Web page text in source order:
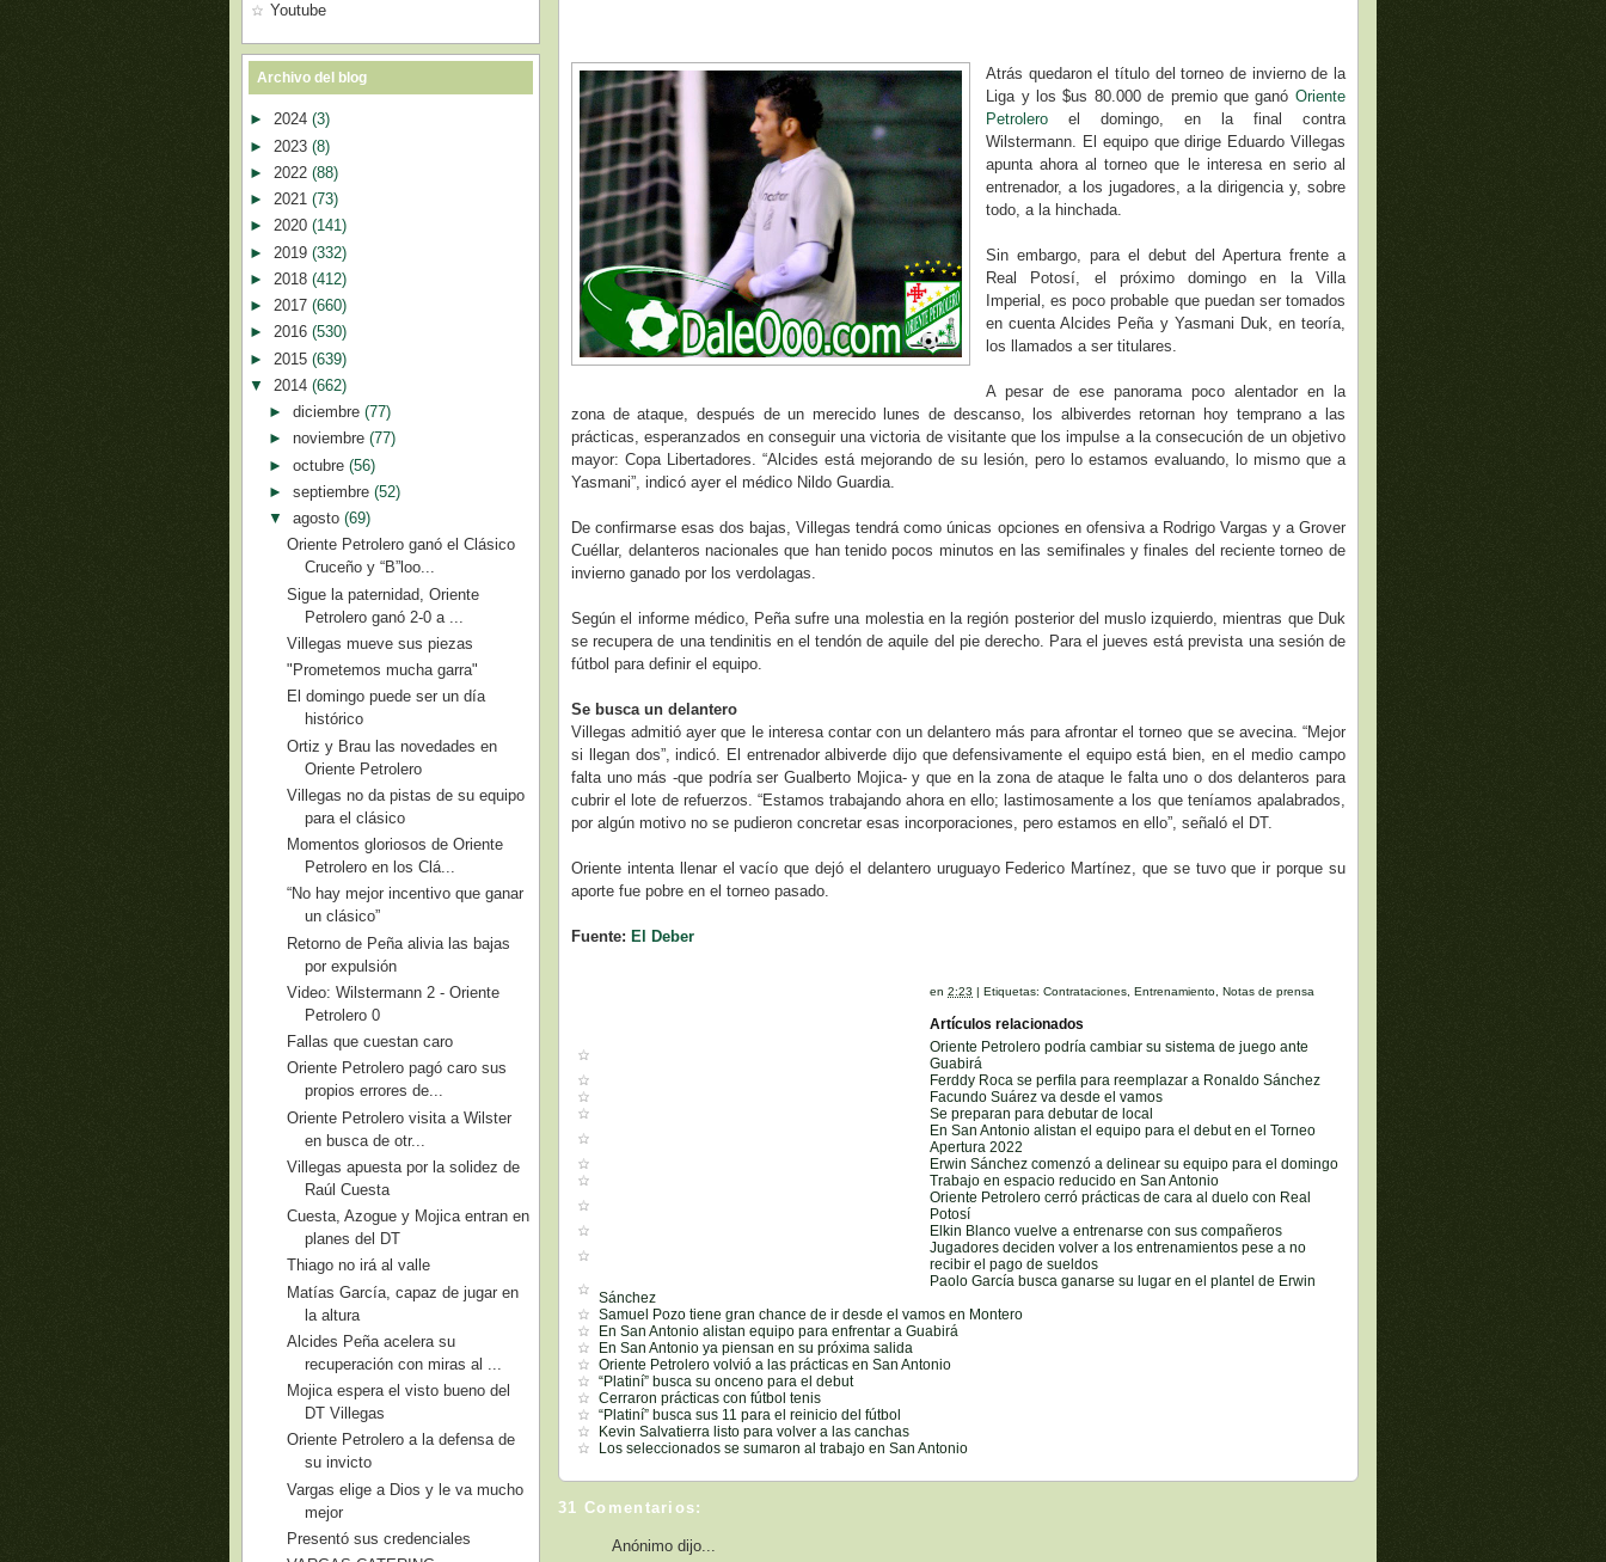
Atrás quedaron el título del torneo de invierno de la
Liga y los $us 80.000 de premio que ganó Oriente
Petrolero el domingo, en la final contra
Wilstermann. El equipo que dirige Eduardo Villegas
apunta ahora al torneo que le interesa en serio al
entrenador, a los jugadores, a la dirigencia y, sobre
todo, a la hinchada.
Sin embargo, para el debut del Apertura frente a
Real Potosí, el próximo domingo en la Villa
Imperial, es poco probable que puedan ser tomados
en cuenta Alcides Peña y Yasmani Duk, en teoría,
los llamados a ser titulares.
A pesar de ese panorama poco alentador en la
zona de ataque, después de un merecido lunes de descanso, los albiverdes retornan hoy temprano a las
prácticas, esperanzados en conseguir una victoria de visitante que los impulse a la consecución de un objetivo
mayor: Copa Libertadores. “Alcides está mejorando de su lesión, pero lo estamos evaluando, lo mismo que a
Yasmani”, indicó ayer el médico Nildo Guardia.
De confirmarse esas dos bajas, Villegas tendrá como únicas opciones en ofensiva a Rodrigo Vargas y a Grover
Cuéllar, delanteros nacionales que han tenido pocos minutos en las semifinales y finales del reciente torneo de
invierno ganado por los verdolagas.
Según el informe médico, Peña sufre una molestia en la región posterior del muslo izquierdo, mientras que Duk
se recupera de una tendinitis en el tendón de aquile del pie derecho. Para el jueves está prevista una sesión de
fútbol para definir el equipo.
Se busca un delantero
Villegas admitió ayer que le interesa contar con un delantero más para afrontar el torneo que se avecina. “Mejor
si llegan dos”, indicó. El entrenador albiverde dijo que defensivamente el equipo está bien, en el medio campo
falta uno más -que podría ser Gualberto Mojica- y que en la zona de ataque le falta uno o dos delanteros para
cubrir el lote de refuerzos. “Estamos trabajando ahora en ello; lastimosamente a los que teníamos apalabrados,
por algún motivo no se pudieron concretar esas incorporaciones, pero estamos en ello”, señaló el DT.
Oriente intenta llenar el vacío que dejó el delantero uruguayo Federico Martínez, que se tuvo que ir porque su
aporte fue pobre en el torneo pasado.
Fuente: El Deber
en2:23 |Etiquetas:Contrataciones ,Entrenamiento ,Notas de prensa
Artículos relacionados
Oriente Petrolero podría cambiar su sistema de juego ante
Guabirá
Ferddy Roca se perfila para reemplazar a Ronaldo Sánchez
Facundo Suárez va desde el vamos
Se preparan para debutar de local
En San Antonio alistan el equipo para el debut en el Torneo
Apertura 2022
Erwin Sánchez comenzó a delinear su equipo para el domingo
Trabajo en espacio reducido en San Antonio
Oriente Petrolero cerró prácticas de cara al duelo con Real
Potosí
Elkin Blanco vuelve a entrenarse con sus compañeros
Jugadores deciden volver a los entrenamientos pese a no
recibir el pago de sueldos
Paolo García busca ganarse su lugar en el plantel de Erwin
Sánchez
Samuel Pozo tiene gran chance de ir desde el vamos en Montero
En San Antonio alistan equipo para enfrentar a Guabirá
En San Antonio ya piensan en su próxima salida
Oriente Petrolero volvió a las prácticas en San Antonio
“Platiní” busca su onceno para el debut
Cerraron prácticas con fútbol tenis
“Platiní” busca sus 11 para el reinicio del fútbol
Kevin Salvatierra listo para volver a las canchas
Los seleccionados se sumaron al trabajo en San Antonio
31 Comentarios:
Anónimo dijo...
Youtube
Archivo del blog
► 2024 (3)
► 2023 (8)
► 2022 (88)
► 2021 (73)
► 2020 (141)
► 2019 (332)
► 2018 (412)
► 2017 (660)
► 2016 (530)
► 2015 (639)
▼ 2014 (662)
► diciembre (77)
► noviembre (77)
► octubre (56)
► septiembre (52)
▼ agosto (69)
Oriente Petrolero ganó el Clásico
Cruceño y “B”loo...
Sigue la paternidad, Oriente
Petrolero ganó 2-0 a ...
Villegas mueve sus piezas
"Prometemos mucha garra"
El domingo puede ser un día
histórico
Ortiz y Brau las novedades en
Oriente Petrolero
Villegas no da pistas de su equipo
para el clásico
Momentos gloriosos de Oriente
Petrolero en los Clá...
“No hay mejor incentivo que ganar
un clásico”
Retorno de Peña alivia las bajas
por expulsión
Video: Wilstermann 2 - Oriente
Petrolero 0
Fallas que cuestan caro
Oriente Petrolero pagó caro sus
propios errores de...
Oriente Petrolero visita a Wilster
en busca de otr...
Villegas apuesta por la solidez de
Raúl Cuesta
Cuesta, Azogue y Mojica entran en
planes del DT
Thiago no irá al valle
Matías García, capaz de jugar en
la altura
Alcides Peña acelera su
recuperación con miras al ...
Mojica espera el visto bueno del
DT Villegas
Oriente Petrolero a la defensa de
su invicto
Vargas elige a Dios y le va mucho
mejor
Presentó sus credenciales